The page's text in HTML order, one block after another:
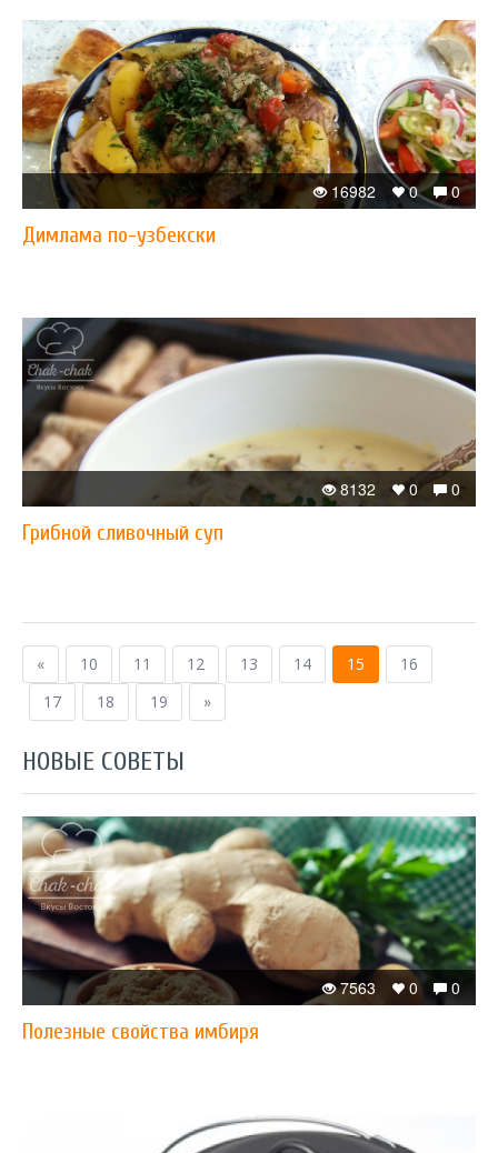
0
0
16982
Димлама по-узбекски
0
0
8132
Грибной сливочный суп
« 10 11 12 13 14 15
16
17
18 19 »
НОВЫЕ СОВЕТЫ
0
0
7563
Полезные свойства имбиря